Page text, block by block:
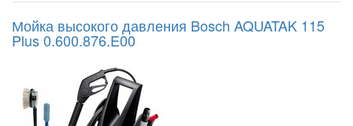
Мойка высокого давления Bosch AQUATAK 115
Plus 0.600.876.E00